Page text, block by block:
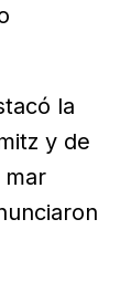
la
y de
mar